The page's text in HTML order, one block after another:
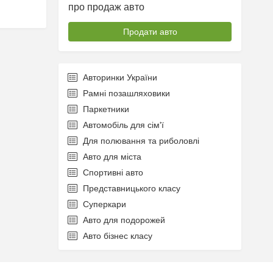
про продаж авто
Продати авто
Авторинки України
Рамні позашляховики
Паркетники
Автомобіль для сім'ї
Для полювання та риболовлі
Авто для міста
Спортивні авто
Представницького класу
Суперкари
Авто для подорожей
Авто бізнес класу